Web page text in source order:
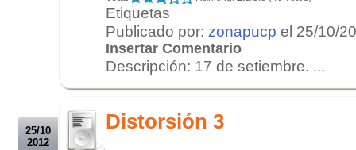
Etiquetas
Publicado por: zonapucp el 25/10/
Insertar Comentario
Descripción: 17 de setiembre. ...
25/10
2012
Distorsión 3